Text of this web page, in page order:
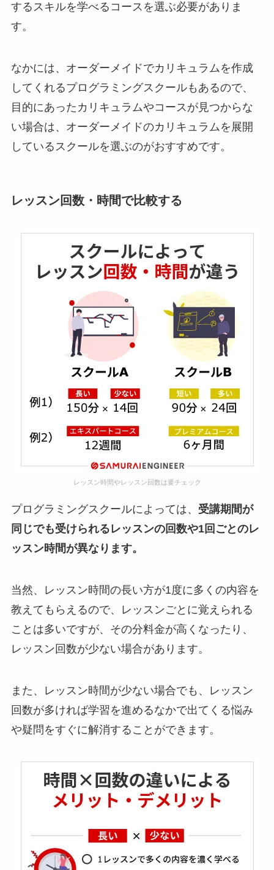
するスキルを学べるコースを選ぶ必要がありま
す。
なかには、オーダーメイドでカリキュラムを作成
してくれるプログラミングスクールもあるので、
目的にあったカリキュラムやコースが見つからな
い場合は、オーダーメイドのカリキュラムを展開
しているスクールを選ぶのがおすすめです。
レッスン回数・時間で比較する
レッスン時間やレッスン回数は要チェック
プログラミングスクールによっては、 受講期間が
同じでも受けられるレッスンの回数や1回ごとのレ
ッスン時間が異なります。
当然、レッスン時間の長い方が1度に多くの内容を
教えてもらえるので、レッスンごとに覚えられる
ことは多いですが、その分料金が高くなったり、
レッスン回数が少ない場合があります。
また、レッスン時間が少ない場合でも、レッスン
回数が多ければ学習を進めるなかで出てくる悩み
や疑問をすぐに解消することができます。